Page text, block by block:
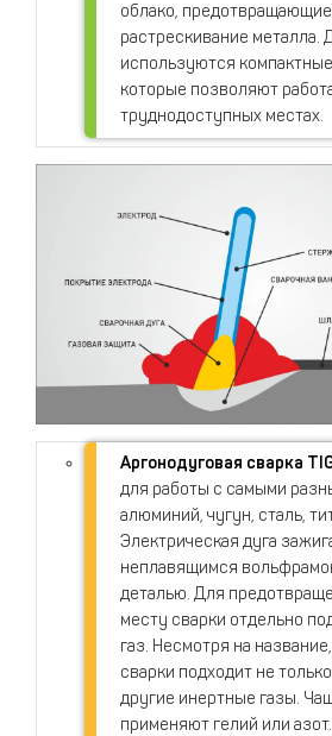
облако,
растрескивание металла.
используются
которые позволяют
труднодоступных местах.
Аргонодуговая сварка
для работы с самыми
алюминий, чугун, сталь,
Электрическая дуга
неплавящимся
деталью. Для
месту сварки отдельно
газ. Несмотря на
сварки подходит не
другие инертные газы.
применяют гелий или